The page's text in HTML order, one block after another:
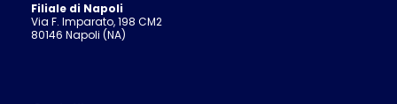
Filiale di Napoli
Via F. Imparato, 198 CM2
80146 Napoli (NA)